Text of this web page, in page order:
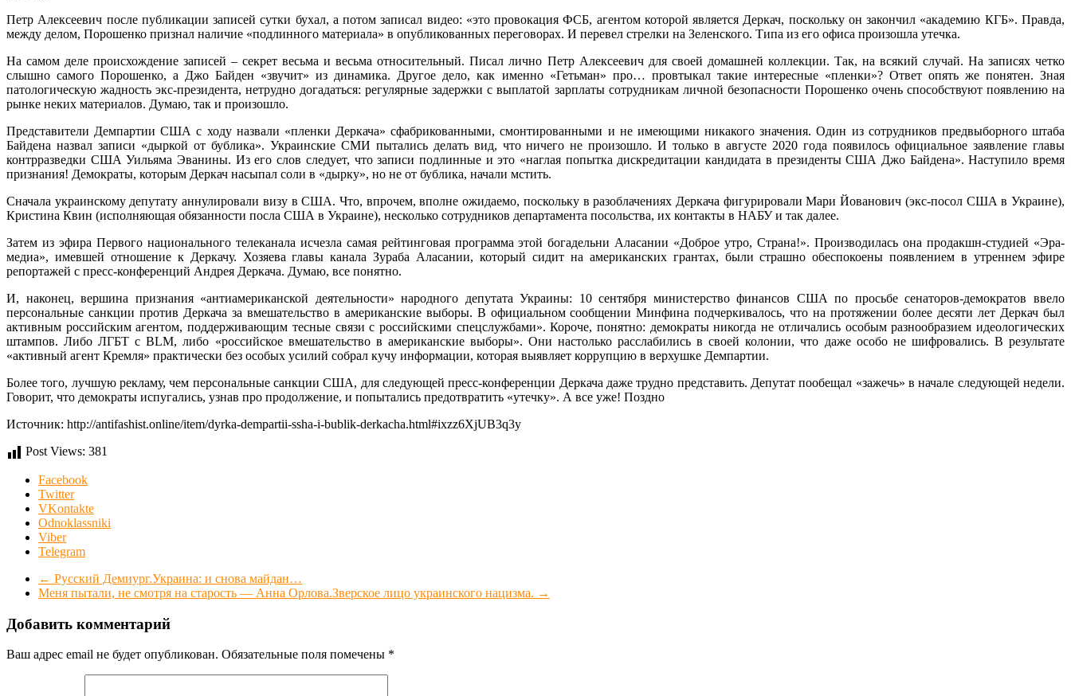
Петр Алексеевич после публикации записей сутки бухал, а потом записал видео: «это провокация ФСБ, агентом которой является Деркач, поскольку он закончил «академию КГБ». Правда,
между делом, Порошенко признал наличие «подлинного материала» в опубликованных переговорах. И перевел стрелки на Зеленского. Типа из его офиса произошла утечка.
На самом деле происхождение записей – секрет весьма и весьма относительный. Писал лично Петр Алексеевич для своей домашней коллекции. Так, на всякий случай. На записях четко
слышно самого Порошенко, а Джо Байден «звучит» из динамика. Другое дело, как именно «Гетьман» про… провтыкал такие интересные «пленки»? Ответ опять же понятен. Зная
патологическую жадность экс-президента, нетрудно догадаться: регулярные задержки с выплатой зарплаты сотрудникам личной безопасности Порошенко очень способствуют появлению на
рынке неких материалов. Думаю, так и произошло.
Представители Демпартии США с ходу назвали «пленки Деркача» сфабрикованными, смонтированными и не имеющими никакого значения. Один из сотрудников предвыборного штаба
Байдена назвал записи «дыркой от бублика». Украинские СМИ пытались делать вид, что ничего не произошло. И только в августе 2020 года появилось официальное заявление главы
контрразведки США Уильяма Эванины. Из его слов следует, что записи подлинные и это «наглая попытка дискредитации кандидата в президенты США Джо Байдена». Наступило время
признания! Демократы, которым Деркач насыпал соли в «дырку», но не от бублика, начали мстить.
Сначала украинскому депутату аннулировали визу в США. Что, впрочем, вполне ожидаемо, поскольку в разоблачениях Деркача фигурировали Мари Йованович (экс-посол США в Украине),
Кристина Квин (исполняющая обязанности посла США в Украине), несколько сотрудников департамента посольства, их контакты в НАБУ и так далее.
Затем из эфира Первого национального телеканала исчезла самая рейтинговая программа этой богадельни Аласании «Доброе утро, Страна!». Производилась она продакшн-студией «Эра-
медиа», имевшей отношение к Деркачу. Хозяева главы канала Зураба Аласании, который сидит на американских грантах, были страшно обеспокоены появлением в утреннем эфире
репортажей с пресс-конференций Андрея Деркача. Думаю, все понятно.
И, наконец, вершина признания «антиамериканской деятельности» народного депутата Украины: 10 сентября министерство финансов США по просьбе сенаторов-демократов ввело
персональные санкции против Деркача за вмешательство в американские выборы. В официальном сообщении Минфина подчеркивалось, что на протяжении более десяти лет Деркач был
активным российским агентом, поддерживающим тесные связи с российскими спецслужбами». Короче, понятно: демократы никогда не отличались особым разнообразием идеологических
штампов. Либо ЛГБТ с BLM, либо «российское вмешательство в американские выборы». Они настолько расслабились в своей колонии, что даже особо не шифровались. В результате
«активный агент Кремля» практически без особых усилий собрал кучу информации, которая выявляет коррупцию в верхушке Демпартии.
Более того, лучшую рекламу, чем персональные санкции США, для следующей пресс-конференции Деркача даже трудно представить. Депутат пообещал «зажечь» в начале следующей недели.
Говорит, что демократы испугались, узнав про продолжение, и попытались предотвратить «утечку». А все уже! Поздно
Источник: http://antifashist.online/item/dyrka-dempartii-ssha-i-bublik-derkacha.html#ixzz6XjUB3q3y
Post Views: 381
Facebook
Twitter
VKontakte
Odnoklassniki
Viber
Telegram
← Русский Демиург.Украина: и снова майдан…
Меня пытали, не смотря на старость — Анна Орлова.Зверское лицо украинского нацизма. →
Добавить комментарий
Ваш адрес email не будет опубликован. Обязательные поля помечены *